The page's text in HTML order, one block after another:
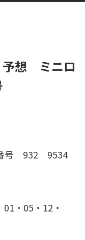
想 ミニロ
号 932 9534
・05・12・